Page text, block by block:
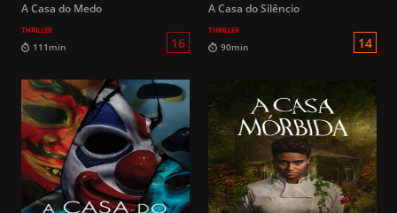
95min 16 84min
A Casa do Medo
THRILLER
A Casa do Silêncio
THRILLER